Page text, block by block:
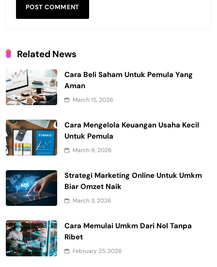
Related News
Cara Beli Saham Untuk Pemula Yang
Aman
March 15, 2026
Cara Mengelola Keuangan Usaha Kecil
Untuk Pemula
March 9, 2026
Strategi Marketing Online Untuk Umkm
Biar Omzet Naik
March 3, 2026
Cara Memulai Umkm Dari Nol Tanpa
Ribet
February 25, 2026